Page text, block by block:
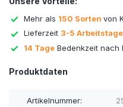
Mehr als 150 Sorten von
Lieferzeit 3-5 Arbeitstage
14 Tage Bedenkzeit nach
Produktdaten
Artikelnummer: